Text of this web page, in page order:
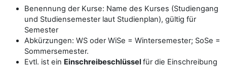
Benennung der Kurse: Name des Kurses (Studiengang
und Studiensemester laut Studienplan), gültig für
Semester
Abkürzungen: WS oder WiSe = Wintersemester; SoSe =
Sommersemester.
Evtl. ist ein Einschreibeschlüssel für die Einschreibung